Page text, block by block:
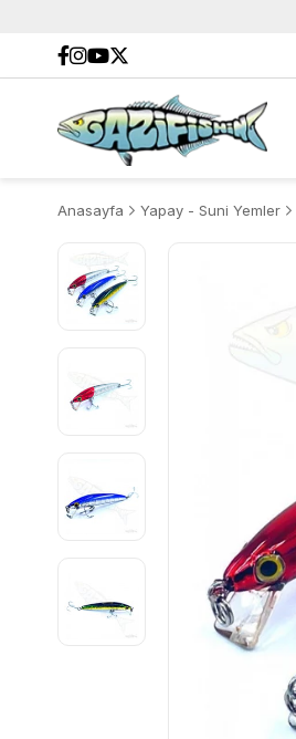
Anasayfa Yapay - Suni Yemler